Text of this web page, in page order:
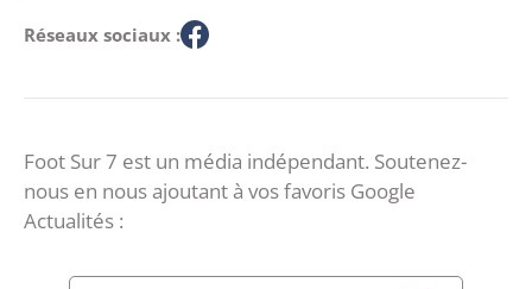
Réseaux sociaux :
Foot Sur 7 est un média indépendant. Soutenez-
nous en nous ajoutant à vos favoris Google
Actualités :